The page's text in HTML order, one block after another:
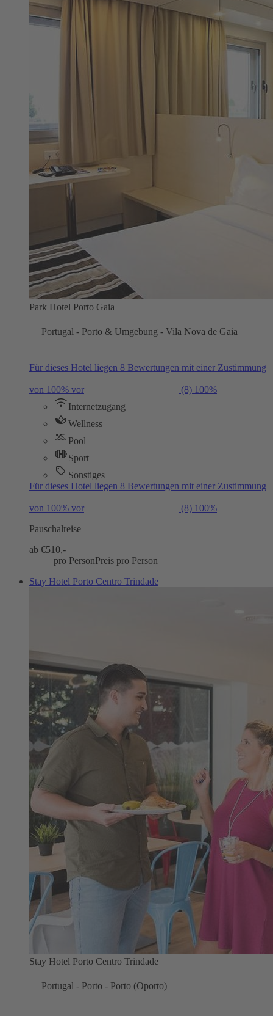
Park Hotel Porto Gaia
Portugal - Porto & Umgebung - Vila Nova de Gaia
Für dieses Hotel liegen 8 Bewertungen mit einer Zustimmung
von 100% vor (8) 100%
Internetzugang
Wellness
Pool
Sport
Sonstiges
Für dieses Hotel liegen 8 Bewertungen mit einer Zustimmung
von 100% vor (8) 100%
Pauschalreise
ab €510,-
pro PersonPreis pro Person
Stay Hotel Porto Centro Trindade
Stay Hotel Porto Centro Trindade
Portugal - Porto - Porto (Oporto)